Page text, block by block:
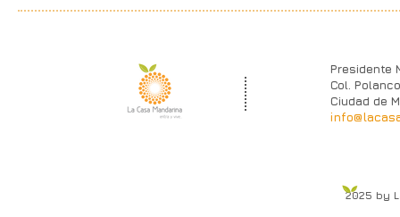
Presidente
Col. Polanco
Ciudad de
2025 by